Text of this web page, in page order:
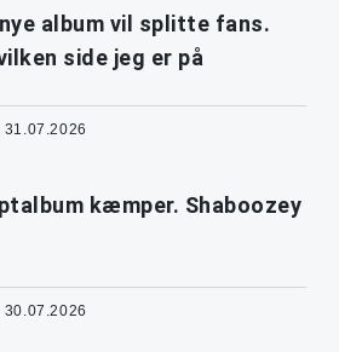
album vil splitte fans.
side jeg er på
31.07.2026
kæmper. Shaboozey
30.07.2026